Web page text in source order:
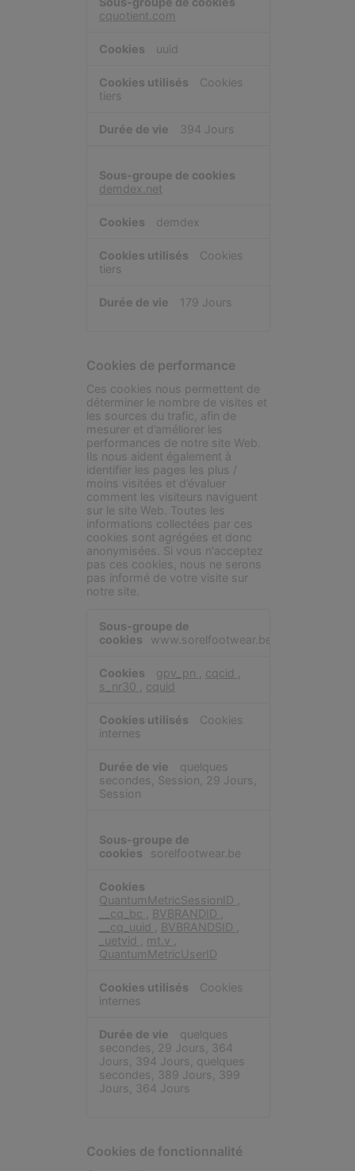
cquotient.com
uuid
Cookies
tiers
394 Jours
demdex.net
demdex
Cookies
tiers
179 Jours
Cookies de performance
Ces cookies nous permettent de
déterminer le nombre de visites et
les sources du trafic, afin de
mesurer et d’améliorer les
performances de notre site Web.
Ils nous aident également à
identifier les pages les plus /
moins visitées et d’évaluer
comment les visiteurs naviguent
sur le site Web. Toutes les
informations collectées par ces
cookies sont agrégées et donc
anonymisées. Si vous n'acceptez
pas ces cookies, nous ne serons
pas informé de votre visite sur
notre site.
de
performance
www.sorelfootwear.be
gpv_pn cqcid
s_nr30
cquid
Cookies
internes
quelques
secondes, Session, 29 Jours,
Session
sorelfootwear.be
QuantumMetricSessionID
__cq_bc
BVBRANDID
__cq_uuid
BVBRANDSID
_uetvid
mt.v
QuantumMetricUserID
Cookies
internes
quelques
secondes, 29 Jours, 364
Jours, 394 Jours, quelques
secondes, 389 Jours, 399
Jours, 364 Jours
Cookies de fonctionnalité